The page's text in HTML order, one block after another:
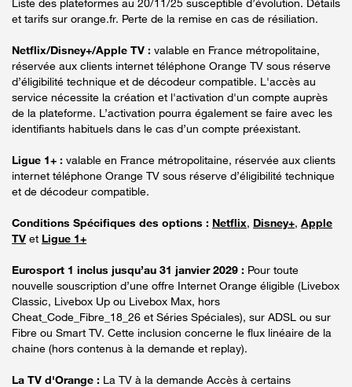
et tarifs sur orange.fr. Perte de la remise en cas de résiliation.
Netflix/Disney+/Apple TV : valable en France métropolitaine,
réservée aux clients internet téléphone Orange TV sous réserve
d’éligibilité technique et de décodeur compatible. L'accès au
service nécessite la création et l'activation d'un compte auprès
de la plateforme. L’activation pourra également se faire avec les
identifiants habituels dans le cas d’un compte préexistant.
Ligue 1+ : valable en France métropolitaine, réservée aux clients
internet téléphone Orange TV sous réserve d’éligibilité technique
et de décodeur compatible.
Conditions Spécifiques des options : Netflix, Disney+, Apple
TV et Ligue 1+
Eurosport 1 inclus jusqu’au 31 janvier 2029 : Pour toute
nouvelle souscription d’une offre Internet Orange éligible (Livebox
Classic, Livebox Up ou Livebox Max, hors
Cheat_Code_Fibre_18_26 et Séries Spéciales), sur ADSL ou sur
Fibre ou Smart TV. Cette inclusion concerne le flux linéaire de la
chaine (hors contenus à la demande et replay).
La TV d'Orange : La TV à la demande Accès à certains